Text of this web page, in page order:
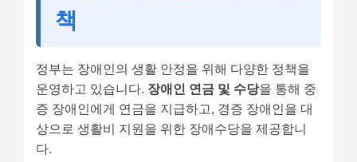
책
정부는 장애인의 생활 안정을 위해 다양한 정책을
운영하고 있습니다. 장애인 연금 및 수당을 통해 중
증 장애인에게 연금을 지급하고, 경증 장애인을 대
상으로 생활비 지원을 위한 장애수당을 제공합니
다.